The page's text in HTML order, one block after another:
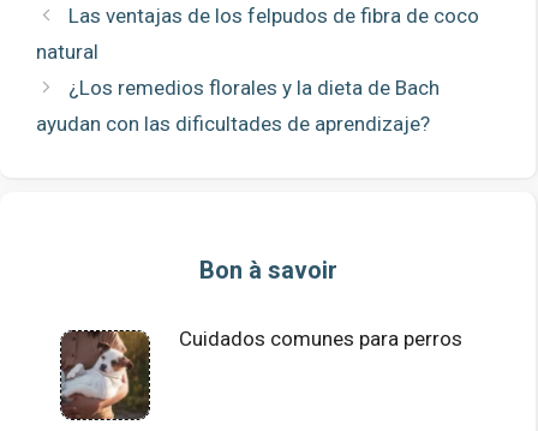
Las ventajas de los felpudos de fibra de coco
natural
¿Los remedios florales y la dieta de Bach
ayudan con las dificultades de aprendizaje?
Bon à savoir
Cuidados comunes para perros